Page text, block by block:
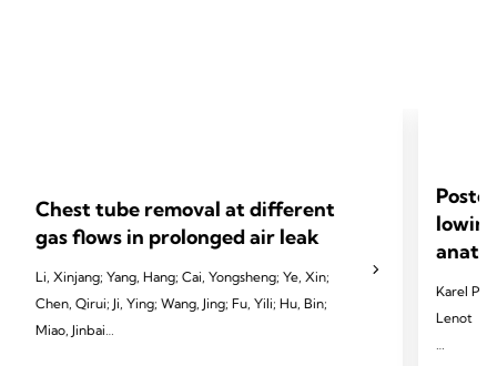
Chest tube removal at different
gas flows in prolonged air leak
Li, Xinjang; Yang, Hang; Cai, Yongsheng; Ye, Xin;
Chen, Qirui; Ji, Ying; Wang, Jing; Fu, Yili; Hu, Bin;
Miao, Jinbai
Karel
Lenot